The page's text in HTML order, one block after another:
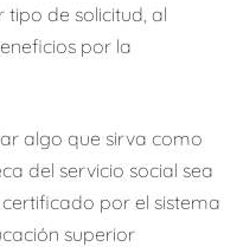
de solicitud, al
por la
algo que sirva como
del servicio social sea
por el sistema
superior